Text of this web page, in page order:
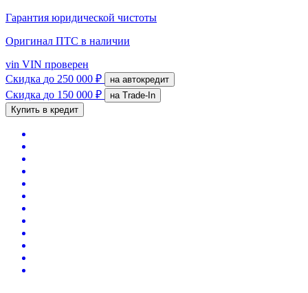
Гарантия юридической чистоты
Оригинал ПТС в наличии
vin VIN проверен
Скидка до 250 000 ₽ на автокредит
Скидка до 150 000 ₽
на Trade-In
Купить в кредит